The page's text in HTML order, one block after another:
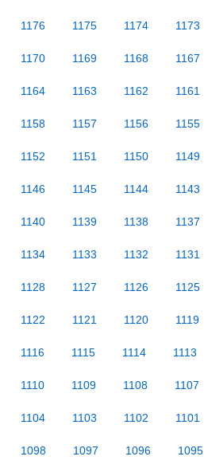
1176 1175 1174 1173
1170 1169 1168 1167
1164 1163 1162 1161
1158 1157 1156 1155
1152 1151 1150 1149
1146 1145 1144 1143
1140 1139 1138 1137
1134 1133 1132 1131
1128 1127 1126 1125
1122 1121 1120 1119
1116 1115 1114 1113
1110 1109 1108 1107
1104 1103 1102 1101
1098 1097 1096 1095